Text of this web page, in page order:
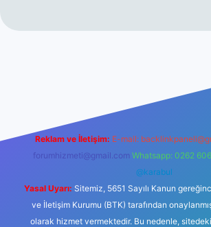
Reklam ve İletişim: E-mail:
forumhizmeti@gmail.com Whatsapp: 0262
@karabul
Yasal Uyarı: Sitemiz, 5651 Sayılı Kanun
ve İletişim Kurumu (BTK) tarafından
olarak hizmet vermektedir. Bu nedenle,